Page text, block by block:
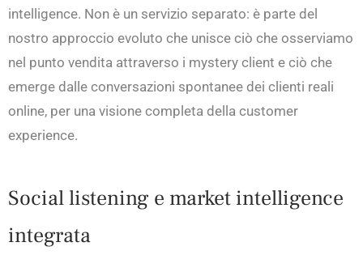
intelligence. Non è un servizio separato: è parte del
nostro approccio evoluto che unisce ciò che osserviamo
nel punto vendita attraverso i mystery client e ciò che
emerge dalle conversazioni spontanee dei clienti reali
online, per una visione completa della customer
experience.
Social listening e market intelligence
integrata